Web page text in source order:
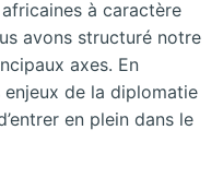
à caractère
avons structuré notre
axes. En
enjeux de la diplomatie
en plein dans le